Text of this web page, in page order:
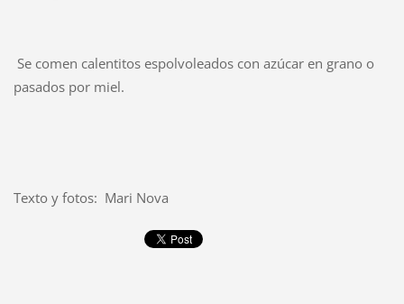
Se comen calentitos espolvoleados con azúcar en grano o
pasados por miel.
Texto y fotos: Mari Nova